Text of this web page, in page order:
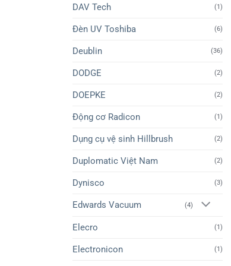
DAV Tech (1)
Đèn UV Toshiba (6)
Deublin (36)
DODGE (2)
DOEPKE (2)
Động cơ Radicon (1)
Dụng cụ vệ sinh Hillbrush (2)
Duplomatic Việt Nam (2)
Dynisco (3)
Edwards Vacuum (4)
Elecro (1)
Electronicon (1)